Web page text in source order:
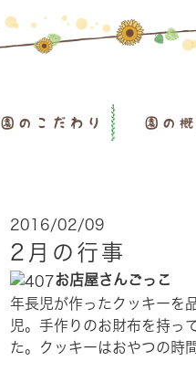
園のこだわり 園の概
2016/02/09
2月の行事
お店屋さんごっこ
年長児が作ったクッキーを
児。手作りのお財布を持っ
た。クッキーはおやつの時